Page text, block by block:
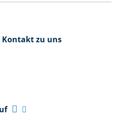
Kontakt zu uns
 